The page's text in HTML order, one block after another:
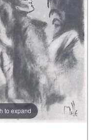
to expand